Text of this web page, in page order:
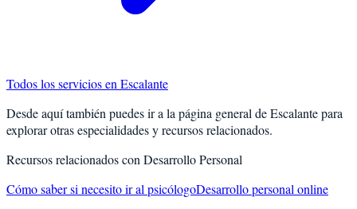
Todos los servicios en Escalante
Desde aquí también puedes ir a la página general deEscalantepara
explorar otras especialidades y recursos relacionados.
Recursos relacionados con Desarrollo Personal
Cómo saber si necesito ir al psicólogoDesarrollo personal online